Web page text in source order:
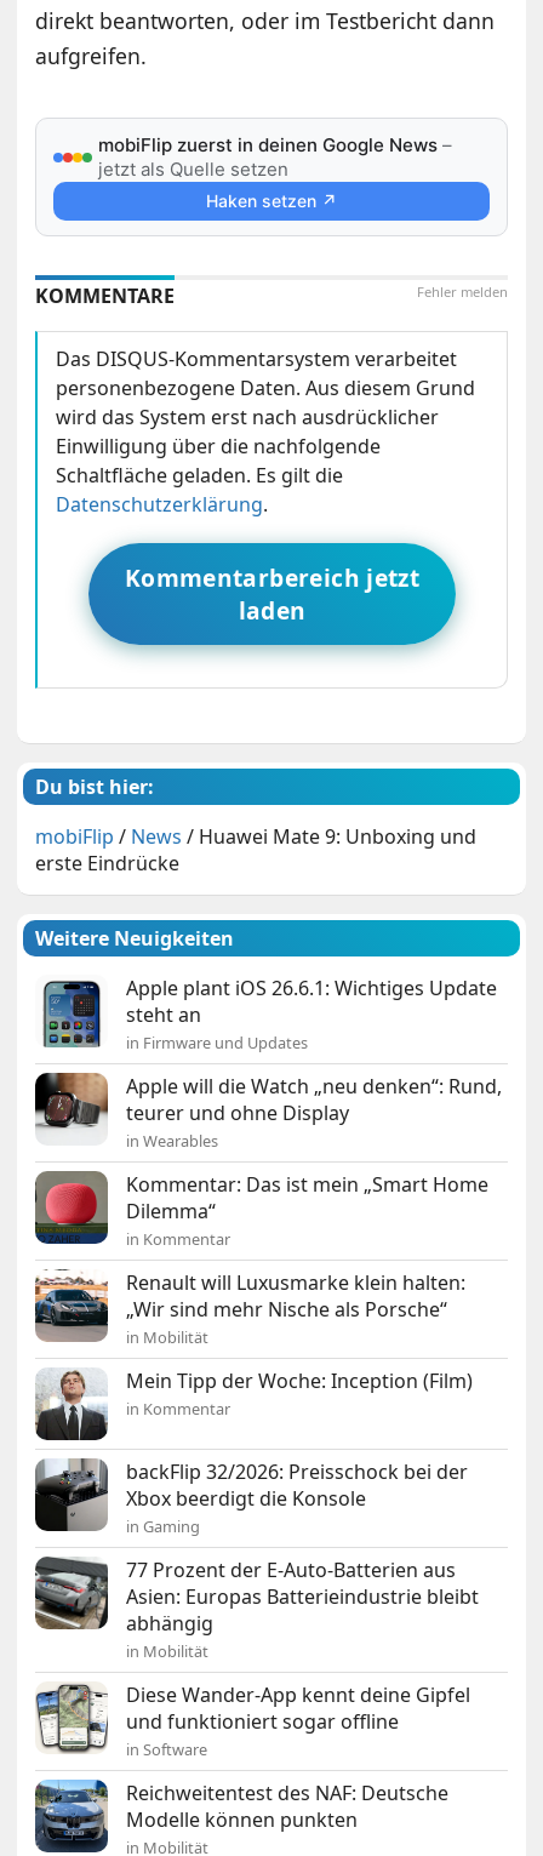
direkt beantworten, oder im Testbericht dann
aufgreifen.
mobiFlip zuerst in deinen Google News –
jetzt als Quelle setzen
Haken setzen ↗
Fehler melden
KOMMENTARE
Das DISQUS-Kommentarsystem verarbeitet
personenbezogene Daten. Aus diesem Grund
wird das System erst nach ausdrücklicher
Einwilligung über die nachfolgende
Schaltfläche geladen. Es gilt die
Datenschutzerklärung.
Kommentarbereich jetzt
laden
Du bist hier:
mobiFlip / News / Huawei Mate 9: Unboxing und
erste Eindrücke
Weitere Neuigkeiten
Apple plant iOS 26.6.1: Wichtiges Update
steht an
in Firmware und Updates
Apple will die Watch „neu denken“: Rund,
teurer und ohne Display
in Wearables
Kommentar: Das ist mein „Smart Home
Dilemma“
in Kommentar
Renault will Luxusmarke klein halten:
„Wir sind mehr Nische als Porsche“
in Mobilität
Mein Tipp der Woche: Inception (Film)
in Kommentar
backFlip 32/2026: Preisschock bei der
Xbox beerdigt die Konsole
in Gaming
77 Prozent der E-Auto-Batterien aus
Asien: Europas Batterieindustrie bleibt
abhängig
in Mobilität
Diese Wander-App kennt deine Gipfel
und funktioniert sogar offline
in Software
Reichweitentest des NAF: Deutsche
Modelle können punkten
in Mobilität